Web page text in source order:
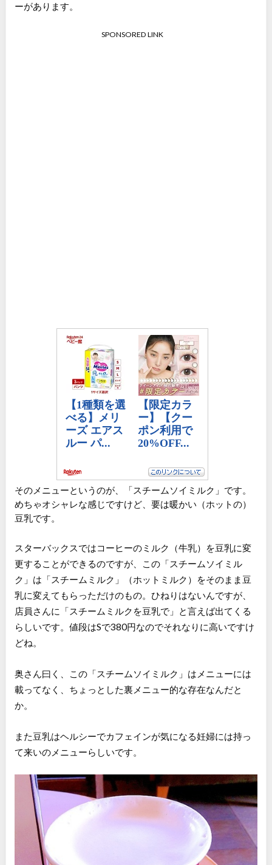
ーがあります。
SPONSORED LINK
そのメニューというのが、「スチームソイミルク」です。
めちゃオシャレな感じですけど、要は暖かい（ホットの）
豆乳です。
スターバックスではコーヒーのミルク（牛乳）を豆乳に変
更することができるのですが、この「スチームソイミル
ク」は「スチームミルク」（ホットミルク）をそのまま豆
乳に変えてもらっただけのもの。ひねりはないんですが、
店員さんに「スチームミルクを豆乳で」と言えば出てくる
らしいです。値段はSで380円なのでそれなりに高いですけ
どね。
奥さん曰く、この「スチームソイミルク」はメニューには
載ってなく、ちょっとした裏メニュー的な存在なんだと
か。
また豆乳はヘルシーでカフェインが気になる妊婦には持っ
て来いのメニューらしいです。